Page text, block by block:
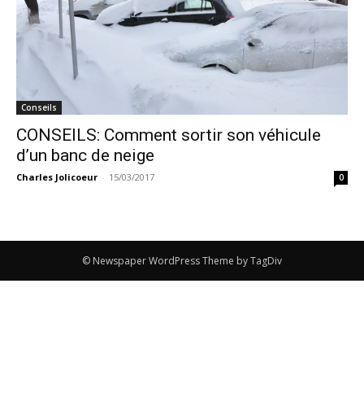
Conseils
CONSEILS: Comment sortir son véhicule
d’un banc de neige
Charles Jolicoeur - 15/03/2017 0
© Newspaper WordPress Theme by TagDiv